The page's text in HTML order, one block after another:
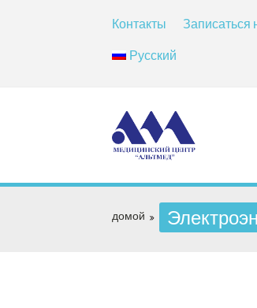
Контакты Записаться
Русский
домой